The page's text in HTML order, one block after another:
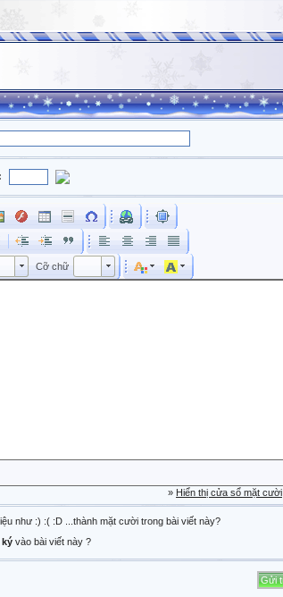
Cỡ chữ Kích cỡ phông
» Hiển thị cửa sổ mặt cười
như :) :( :D ...thành mặt cười trong bài viết này?
ký vào bài viết này ?